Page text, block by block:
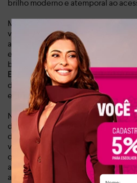
brilho moderno e atemporal ao
Mais do que uma simples bolsa
verdadeiro convite para elevar o
a praticidade de transitar do look de
evento noturno ou social sem
bolsa transversal Dakota oferece
Ela entrega a autoconfiança de
destacando sua personalidade seja
em uma festa sofisticada.
Não perca a oportunidade de
diárias com essa peça-chave
durabilidade da marca Dakota ao
visual marcante, este é o
quem busca exclusividade e
agora mesmo e experimente o
atrai olhares por onde passa.